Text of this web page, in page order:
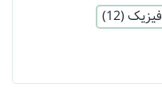
فیزیک (12)